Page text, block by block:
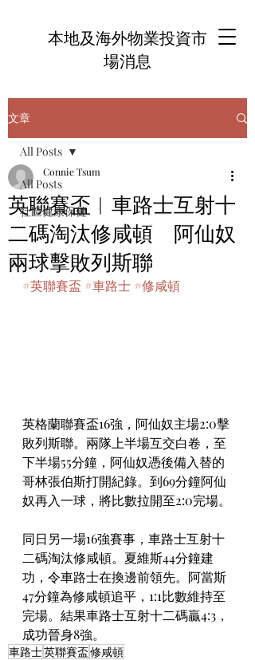
本地及海外物業投資市
場消息
文章
All Posts
社區健康保健
All Posts
英聯賽盃︱車路士互射十
二碼淘汰修咸頓 阿仙奴
兩球擊敗列斯聯
Connie Tsum
#英聯賽盃 #車路士 #修咸頓
英格蘭聯賽盃16強，阿仙奴主場2:0擊
敗列斯聯。兩隊上半場互交白卷，至
下半場55分鐘，阿仙奴憑後備入替的
哥林張伯斯打開紀錄。到69分鐘阿仙
奴再入一球，將比數拉開至2:0完場。
同日另一場16強賽事，車路士互射十
二碼淘汰修咸頓。夏維斯44分鐘建
功，令車路士在換邊前領先。阿當斯
47分鐘為修咸頓追平，1:1比數維持至
完場。結果車路士互射十二碼贏4:3，
成功晉身8強。
車路士英聯賽盃修咸頓